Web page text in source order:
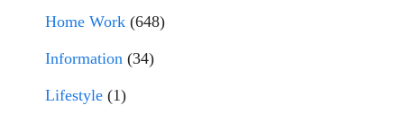
Home Work (648)
Information (34)
Lifestyle (1)